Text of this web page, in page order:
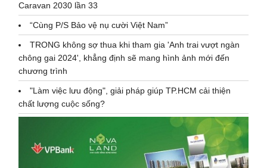
Caravan 2030 lần 33
“Cùng P/S Bảo vệ nụ cười Việt Nam”
TRONG không sợ thua khi tham gia 'Anh trai vượt ngàn
chông gai 2024', khẳng định sẽ mang hình ảnh mới đến
chương trình
"Làm việc lưu động", giải pháp giúp TP.HCM cải thiện
chất lượng cuộc sống?